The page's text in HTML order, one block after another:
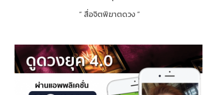
“ สื่อจิตพิฆาตดวง”